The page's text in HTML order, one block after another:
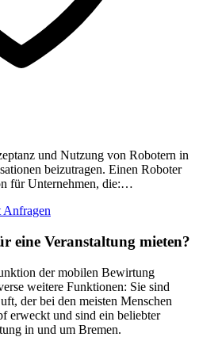
und Nutzung von Robotern in
beizutragen. Einen Roboter
für Unternehmen, die:…
Anfragen
eine Veranstaltung mieten?
der mobilen Bewirtung
weitere Funktionen: Sie sind
der bei den meisten Menschen
erweckt und sind ein beliebter
in und um Bremen.